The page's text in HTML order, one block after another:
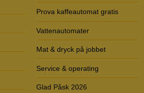
Prova kaffeautomat gratis
Vattenautomater
Mat & dryck på jobbet
Service & operating
Glad Påsk 2026